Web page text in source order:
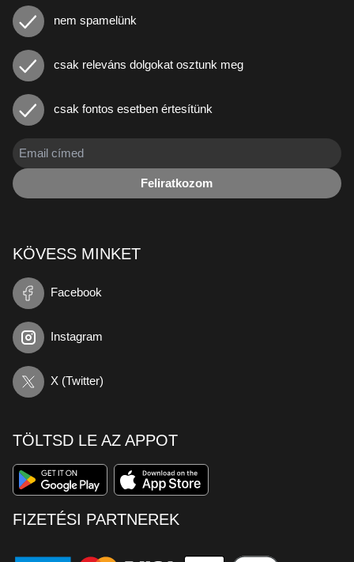
nem spamelünk
csak releváns dolgokat osztunk meg
csak fontos esetben értesítünk
Feliratkozom
KÖVESS MINKET
Facebook
Instagram
X (Twitter)
TÖLTSD LE AZ APPOT
FIZETÉSI PARTNEREK